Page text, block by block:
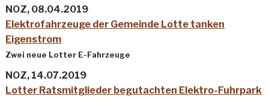
NOZ, 08.04.2019
Elektrofahrzeuge der Gemeinde Lotte tanken
Eigenstrom
Zwei neue Lotter E-Fahrzeuge
NOZ, 14.07.2019
Lotter Ratsmitglieder begutachten Elektro-Fuhrpark